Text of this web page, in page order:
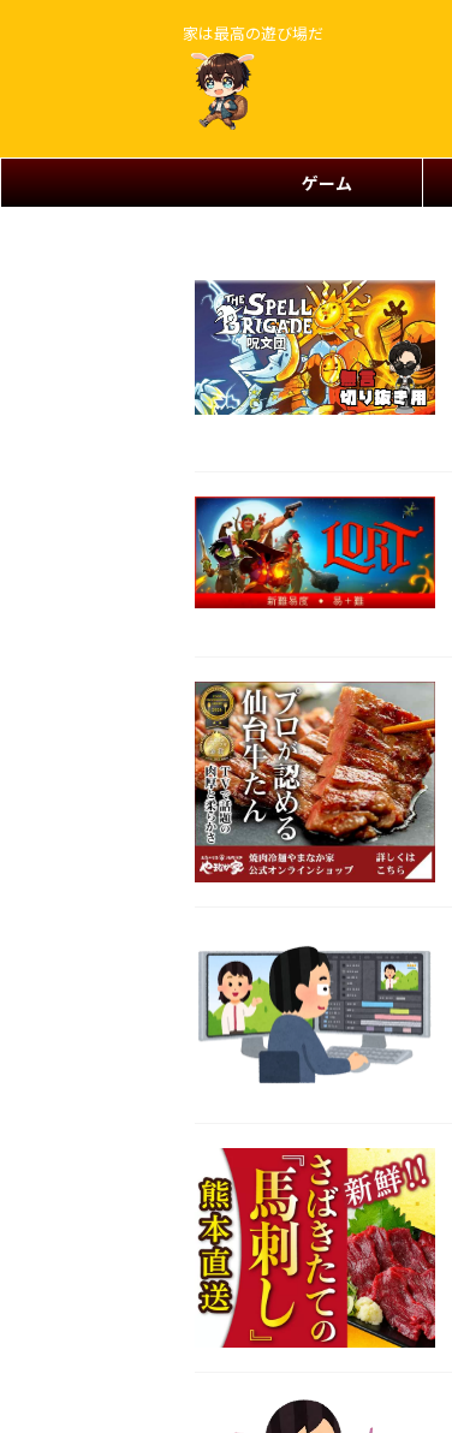
家は最高の遊び場だ
ゲーム